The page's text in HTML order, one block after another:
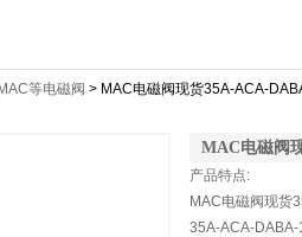
等电磁阀 > MAC电磁阀现货35A-ACA-
MAC电磁阀
产品特点:
MAC电磁阀现货
35A-ACA-